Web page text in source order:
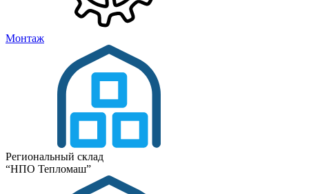
Монтаж
Региональный склад
“НПО Тепломаш”